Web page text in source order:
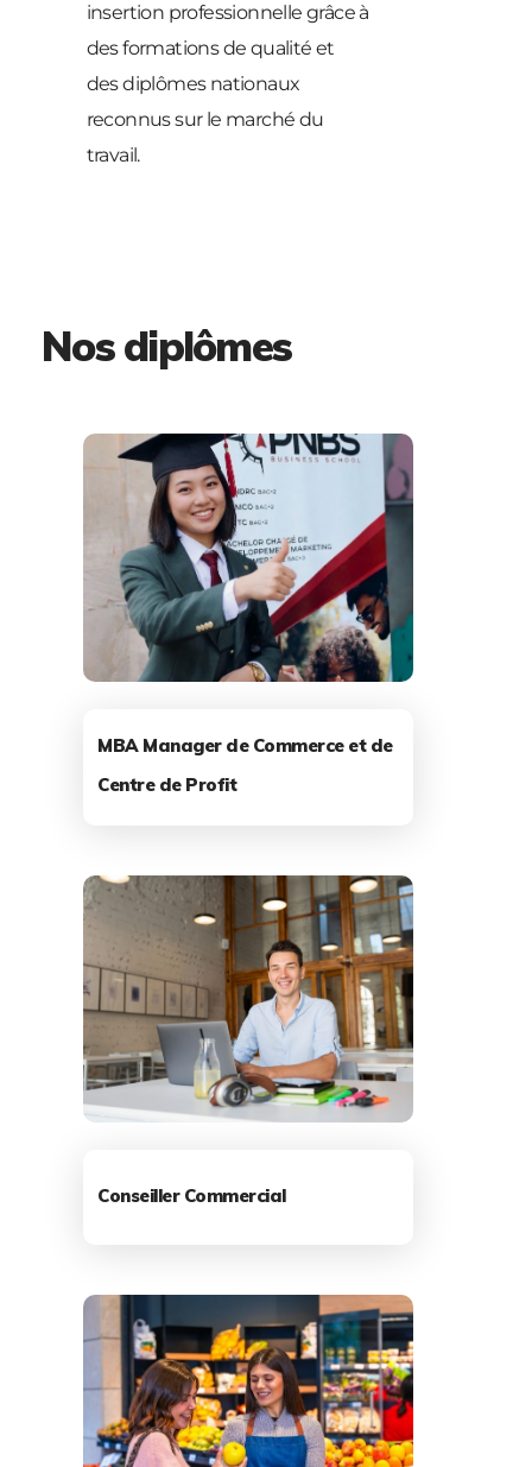
insertion professionnelle grâce à
des formations de qualité et
des diplômes nationaux
reconnus sur le marché du
travail.
Nos diplômes
MBA Manager de Commerce et de
Centre de Profit
Conseiller Commercial